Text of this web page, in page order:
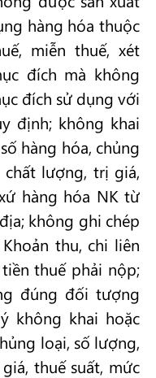
hàng hóa thuộc
miễn thuế, xét
đích mà không
đích sử dụng với
định; không khai
hàng hóa, chủng
lượng, trị giá,
hàng hóa NK từ
không ghi chép
thu, chi liên
thuế phải nộp;
đúng đối tượng
không khai hoặc
loại, số lượng,
thuế suất, mức